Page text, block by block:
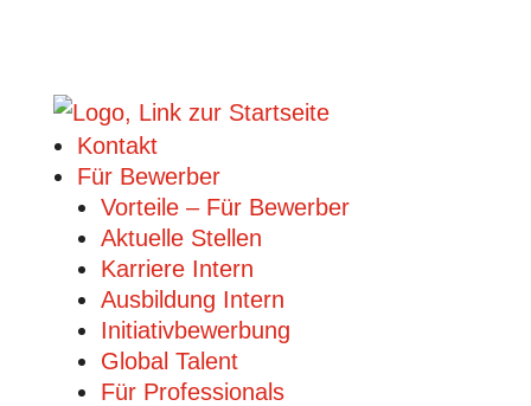
Kontakt
Für Bewerber
Vorteile – Für Bewerber
Aktuelle Stellen
Karriere Intern
Ausbildung Intern
Initiativbewerbung
Global Talent
Für Professionals